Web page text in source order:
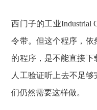
西门子的工业Industrial
令带。但这个程序，依
的程序，是不能直接
人工验证听上去不足
们仍然需要这样做。